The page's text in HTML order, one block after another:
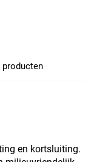
producten
en kortsluiting.